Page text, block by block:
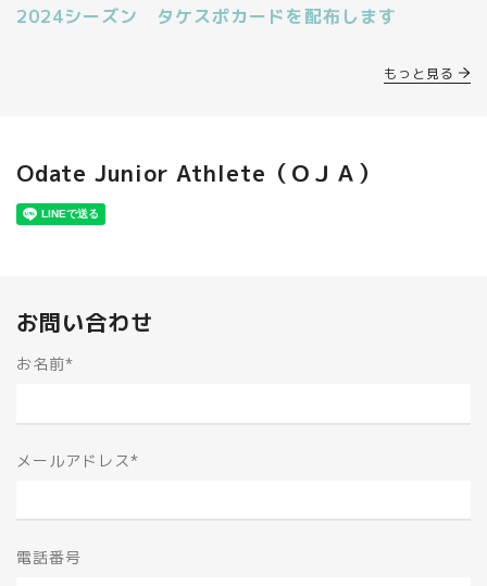
2024シーズン タケスポカードを配布します
もっと見る
Odate Junior Athlete（ＯＪＡ）
お問い合わせ
お名前*
メールアドレス*
電話番号